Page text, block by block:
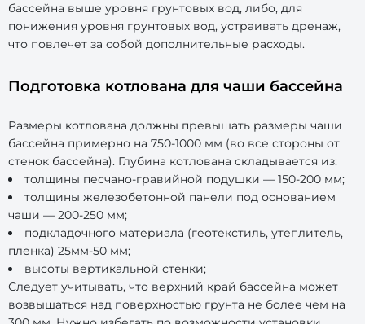
бассейна выше уровня грунтовых вод, либо, для
понижения уровня грунтовых вод, устраивать дренаж,
что повлечет за собой дополнительные расходы.
Подготовка котлована для чаши бассейна
Размеры котлована должны превышать размеры чаши
бассейна примерно на 750-1000 мм (во все стороны от
стенок бассейна). Глубина котлована складывается из:
толщины песчано-гравийной подушки — 150-200 мм;
толщины железобетонной панели под основанием
чаши — 200-250 мм;
подкладочного материала (геотекстиль, утеплитель,
пленка) 25мм-50 мм;
высоты вертикальной стенки;
Следует учитывать, что верхний край бассейна может
возвышаться над поверхностью грунта не более чем на